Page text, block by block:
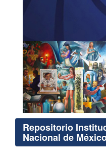
Repositorio
Nacional de